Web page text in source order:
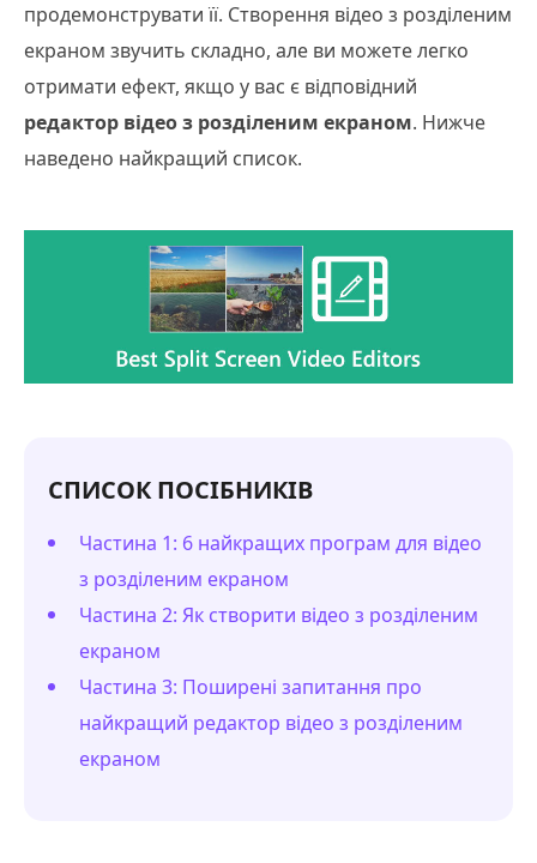
продемонструвати її. Створення відео з розділеним
екраном звучить складно, але ви можете легко
отримати ефект, якщо у вас є відповідний
редактор відео з розділеним екраном. Нижче
наведено найкращий список.
СПИСОК ПОСІБНИКІВ
Частина 1: 6 найкращих програм для відео
з розділеним екраном
Частина 2: Як створити відео з розділеним
екраном
Частина 3: Поширені запитання про
найкращий редактор відео з розділеним
екраном